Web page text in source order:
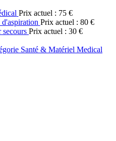
Prix actuel : 75 €
Prix actuel : 80 €
Prix actuel : 30 €
Santé & Matériel Medical